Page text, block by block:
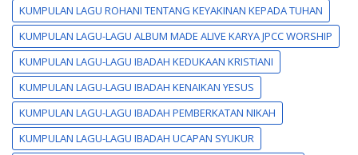
KUMPULAN LAGU ROHANI TENTANG KEYAKINAN KEPADA TUHAN
KUMPULAN LAGU-LAGU ALBUM MADE ALIVE KARYA JPCC WORSHIP
KUMPULAN LAGU-LAGU IBADAH KEDUKAAN KRISTIANI
KUMPULAN LAGU-LAGU IBADAH KENAIKAN YESUS
KUMPULAN LAGU-LAGU IBADAH PEMBERKATAN NIKAH
KUMPULAN LAGU-LAGU IBADAH UCAPAN SYUKUR